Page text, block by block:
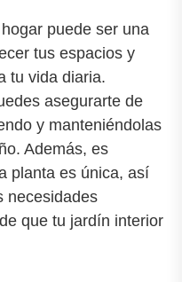
puede ser una
tus espacios y
tu vida diaria.
asegurarte de
y manteniéndolas
Además, es
planta es única, así
necesidades
que tu jardín interior